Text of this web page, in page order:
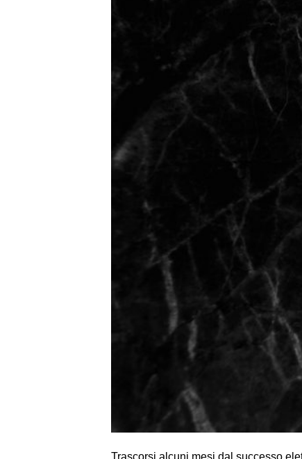
Trascorsi alcuni mesi dal successo